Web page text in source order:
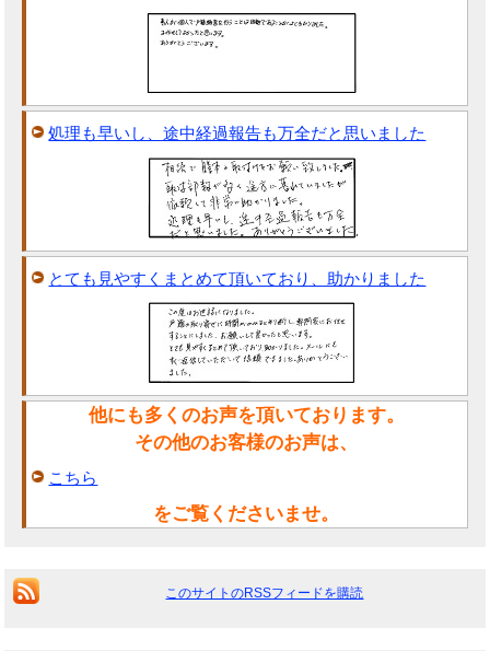
処理も早いし、途中経過報告も万全だと思いました
とても見やすくまとめて頂いており、助かりました
他にも多くのお声を頂いております。
その他のお客様のお声は、
こちら
をご覧くださいませ。
このサイトのRSSフィードを購読